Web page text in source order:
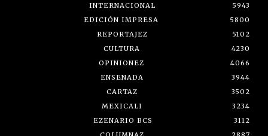
INTERNACIONAL
5943
EDICIÓN IMPRESA
5800
REPORTAJEZ
5102
CULTURA
4230
OPINIONEZ
4066
ENSENADA
3944
CARTAZ
3502
MEXICALI
3234
EZENARIO BCS
3112